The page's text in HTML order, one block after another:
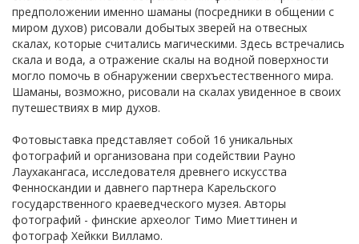
предположении именно шаманы (посредники в общении с
миром духов) рисовали добытых зверей на отвесных
скалах, которые считались магическими. Здесь встречались
скала и вода, а отражение скалы на водной поверхности
могло помочь в обнаружении сверхъестественного мира.
Шаманы, возможно, рисовали на скалах увиденное в своих
путешествиях в мир духов.
Фотовыставка представляет собой 16 уникальных
фотографий и организована при содействии Рауно
Лаухакангаса, исследователя древнего искусства
Фенноскандии и давнего партнера Карельского
государственного краеведческого музея. Авторы
фотографий - финские археолог Тимо Миеттинен и
фотограф Хейкки Вилламо.